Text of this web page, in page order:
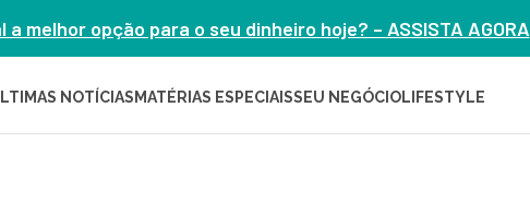
a melhor opção para o seu dinheiro hoje? – ASSISTA AGORA
NOTÍCIAS MATÉRIAS ESPECIAISSEU NEGÓCIOLIFESTYLE